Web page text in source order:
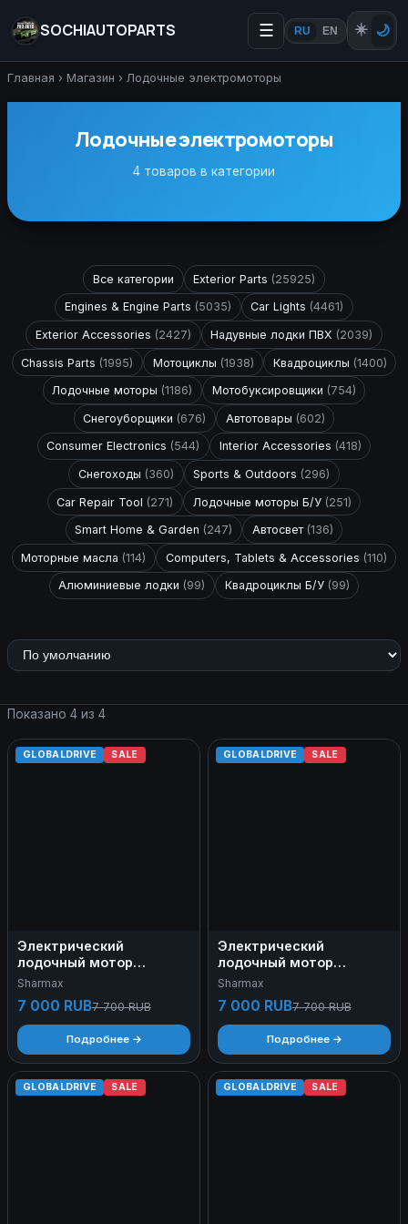
SOCHIAUTOPARTS ☰ RU EN ☀️ 🌙
Главная › Магазин › Лодочные электромоторы
Лодочные электромоторы
4 товаров в категории
Все категории Exterior Parts (25925)
Engines & Engine Parts (5035) Car Lights (4461)
Exterior Accessories (2427) Надувные лодки ПВХ (2039)
Chassis Parts (1995) Мотоциклы (1938) Квадроциклы (1400)
Лодочные моторы (1186) Мотобуксировщики (754)
Снегоуборщики (676) Автотовары (602)
Consumer Electronics (544) Interior Accessories (418)
Снегоходы (360) Sports & Outdoors (296)
Car Repair Tool (271) Лодочные моторы Б/У (251)
Smart Home & Garden (247) Автосвет (136)
Моторные масла (114) Computers, Tablets & Accessories (110)
Алюминиевые лодки (99) Квадроциклы Б/У (99)
Показано 4 из 4
GLOBALDRIVE SALE
Электрический
лодочный мотор
SHARMAX ECO Ultra SE-
Sharmax
7 000 RUB7 700 RUB
Подробнее →
GLOBALDRIVE SALE
Электрический
лодочный мотор
SHARMAX ECO Ultra SE-
Sharmax
7 000 RUB7 700 RUB
Подробнее →
GLOBALDRIVE SALE GLOBALDRIVE SALE